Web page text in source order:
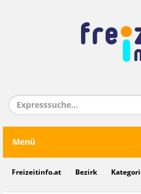
Menü
Freizeitinfo.at Bezirk